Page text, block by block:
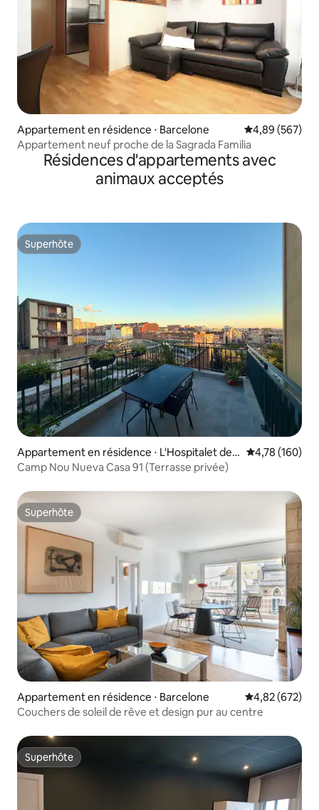
Appartement en résidence ⋅ Barcelone Évaluation
4,89 (567)
Appartement neuf proche de la Sagrada Familia
Résidences d'appartements avec
animaux acceptés
Superhôte
Superhôte
Appartement en résidence ⋅ L'Hospitalet de L
lobregat
Évaluation
4,78 (160)
Camp Nou Nueva Casa 91 (Terrasse privée)
Superhôte
Superhôte
Appartement en résidence ⋅ Barcelone Évaluation
4,82 (672)
Couchers de soleil de rêve et design pur au centre
Superhôte
Superhôte